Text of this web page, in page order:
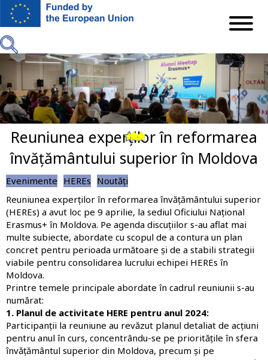
Mergi
principal
Previous
Next
Reuniunea experților în reformarea
învățământului superior în Moldova
Evenimente HEREs Noutăți
Reuniunea experților în reformarea învățământului superior
(HEREs) a avut loc pe 9 aprilie, la sediul Oficiului Național
Erasmus+ în Moldova. Pe agenda discuțiilor s-au aflat mai
multe subiecte, abordate cu scopul de a contura un plan
concret pentru perioada următoare și de a stabili strategii
viabile pentru consolidarea lucrului echipei HEREs în
Moldova.
Printre temele principale abordate în cadrul reuniunii s-au
numărat:
1. Planul de activitate HERE pentru anul 2024:
Participanții la reuniune au revăzut planul detaliat de acțiuni
pentru anul în curs, concentrându-se pe prioritățile în sfera
învățământul superior din Moldova, precum și pe